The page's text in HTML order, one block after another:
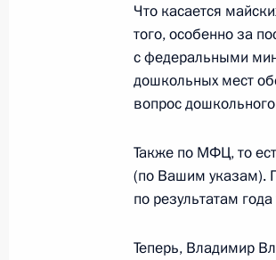
Встреча с
Голодец
27 октября 2017 года,
26 октября 2017
Заседание
Что касается
того, особенно за
с федеральными
дошкольных мест
вопрос
Также по МФЦ, то
(по Вашим указам).
по результатам
Теперь, Владимир